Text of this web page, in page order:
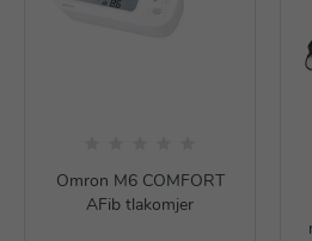
Omron M6 COMFORT
AFib tlakomjer